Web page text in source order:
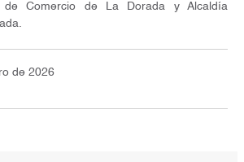
de Comercio de La Dorada y Alcaldía
de 2026